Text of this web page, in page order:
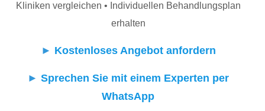
Kliniken vergleichen • Individuellen Behandlungsplan
erhalten
► Kostenloses Angebot anfordern
► Sprechen Sie mit einem Experten per
WhatsApp